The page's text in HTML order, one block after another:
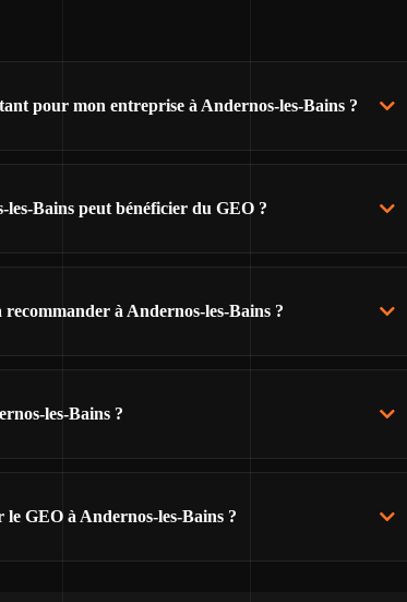
pour mon entreprise à Andernos-les-Bains ?
Bains peut bénéficier du GEO ?
à Andernos-les-Bains ?
les-Bains ?
le GEO à Andernos-les-Bains ?